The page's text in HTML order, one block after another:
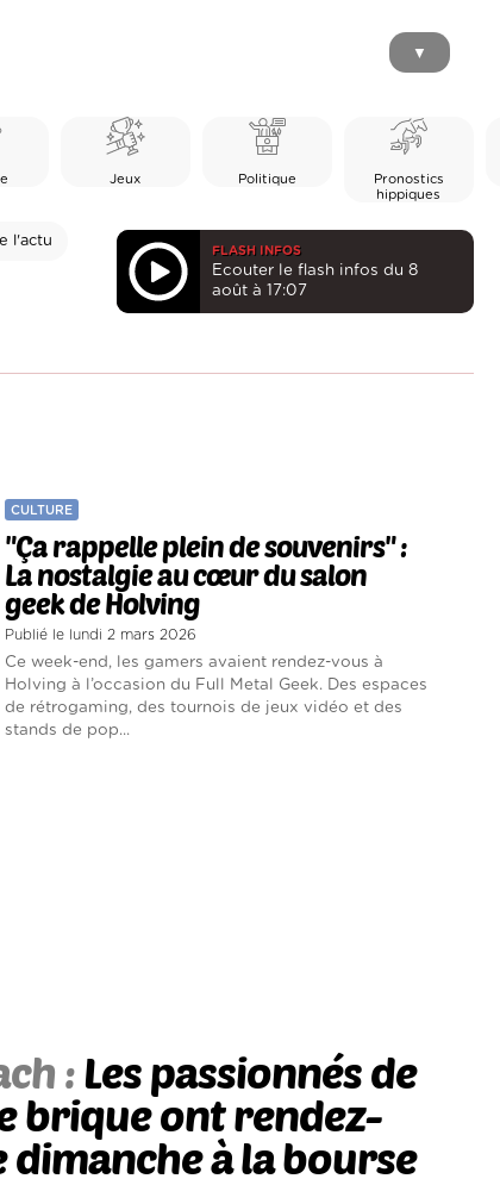
▼
Jeux Politique
Pronostics
hippiques
l'actu
FLASH INFOS
Ecouter le flash infos du 8
août à 17:07
CULTURE
"Ça rappelle plein de souvenirs" :
La nostalgie au cœur du salon
geek de Holving
Publié le lundi 2 mars 2026
Ce week-end, les gamers avaient rendez-vous à
Holving à l’occasion du Full Metal Geek. Des espaces
de rétrogaming, des tournois de jeux vidéo et des
stands de pop...
:Les passionnés de
brique ont rendez-
dimanche à la bourse